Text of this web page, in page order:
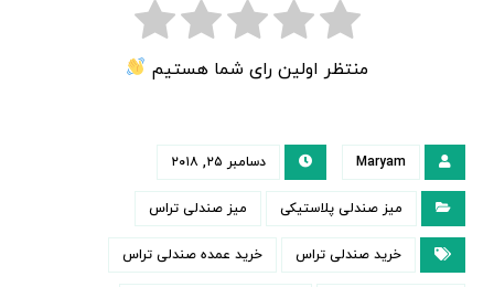
منتظر اولین رای شما هستیم
Maryam دسامبر ۲۵, ۲۰۱۸
میز صندلی پلاستیکی میز صندلی تراس
خرید صندلی تراس خرید عمده صندلی تراس